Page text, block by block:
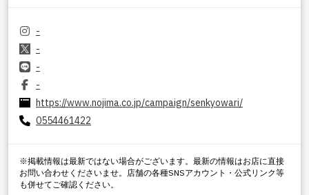
-
-
-
-
https://www.nojima.co.jp/campaign/senkyowari/
0554461422
※掲載情報は最新ではない場合がございます。最新の情報はお店に直接
お問い合わせくださいませ。店舗の各種SNSアカウント・公式リンク等
も併せてご確認ください。